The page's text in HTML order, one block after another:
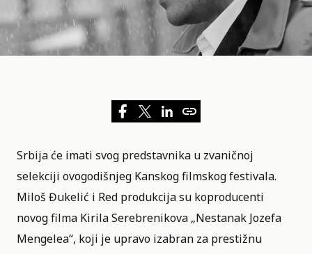
Srbija će imati svog predstavnika u zvaničnoj
selekciji ovogodišnjeg Kanskog filmskog festivala.
Miloš Đukelić i Red produkcijasu koproducenti
novog filma Kirila Serebrenikova „Nestanak Jozefa
Mengelea“, koji je upravo izabran za prestižnu